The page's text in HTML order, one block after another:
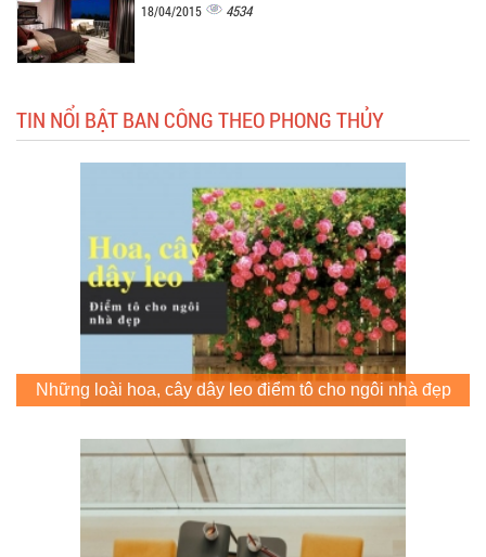
18/04/2015 4534
TIN NỔI BẬT BAN CÔNG THEO PHONG THỦY
Những loài hoa, cây dây leo điểm tô cho ngôi nhà đẹp